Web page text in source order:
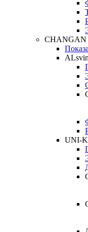
CHANGAN
ALsvin
UNI-K